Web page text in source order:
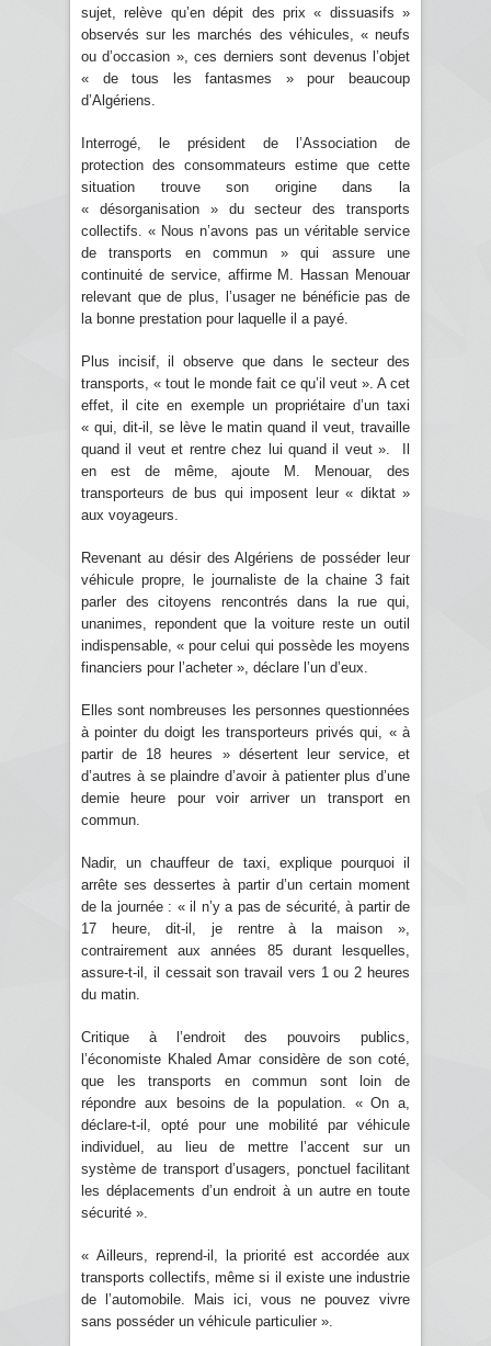
sujet, relève qu’en dépit des prix « dissuasifs »
observés sur les marchés des véhicules, « neufs
ou d’occasion », ces derniers sont devenus l’objet
« de tous les fantasmes » pour beaucoup
d’Algériens.
Interrogé, le président de l’Association de
protection des consommateurs estime que cette
situation trouve son origine dans la
« désorganisation » du secteur des transports
collectifs. « Nous n’avons pas un véritable service
de transports en commun » qui assure une
continuité de service, affirme M. Hassan Menouar
relevant que de plus, l’usager ne bénéficie pas de
la bonne prestation pour laquelle il a payé.
Plus incisif, il observe que dans le secteur des
transports, « tout le monde fait ce qu’il veut ». A cet
effet, il cite en exemple un propriétaire d’un taxi
« qui, dit-il, se lève le matin quand il veut, travaille
quand il veut et rentre chez lui quand il veut ». Il
en est de même, ajoute M. Menouar, des
transporteurs de bus qui imposent leur « diktat »
aux voyageurs.
Revenant au désir des Algériens de posséder leur
véhicule propre, le journaliste de la chaine 3 fait
parler des citoyens rencontrés dans la rue qui,
unanimes, repondent que la voiture reste un outil
indispensable, « pour celui qui possède les moyens
financiers pour l’acheter », déclare l’un d’eux.
Elles sont nombreuses les personnes questionnées
à pointer du doigt les transporteurs privés qui, « à
partir de 18 heures » désertent leur service, et
d’autres à se plaindre d’avoir à patienter plus d’une
demie heure pour voir arriver un transport en
commun.
Nadir, un chauffeur de taxi, explique pourquoi il
arrête ses dessertes à partir d’un certain moment
de la journée : « il n’y a pas de sécurité, à partir de
17 heure, dit-il, je rentre à la maison »,
contrairement aux années 85 durant lesquelles,
assure-t-il, il cessait son travail vers 1 ou 2 heures
du matin.
Critique à l’endroit des pouvoirs publics,
l’économiste Khaled Amar considère de son coté,
que les transports en commun sont loin de
répondre aux besoins de la population. « On a,
déclare-t-il, opté pour une mobilité par véhicule
individuel, au lieu de mettre l’accent sur un
système de transport d’usagers, ponctuel facilitant
les déplacements d’un endroit à un autre en toute
sécurité ».
« Ailleurs, reprend-il, la priorité est accordée aux
transports collectifs, même si il existe une industrie
de l’automobile. Mais ici, vous ne pouvez vivre
sans posséder un véhicule particulier ».